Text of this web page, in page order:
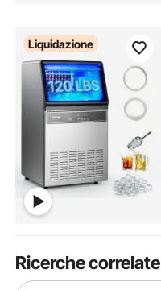
Liquidazione
Ricerche correlate